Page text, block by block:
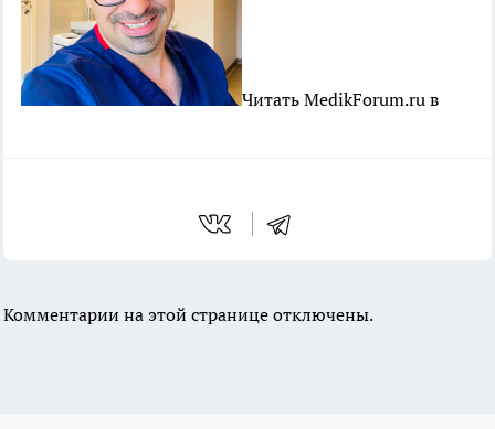
Читать MedikForum.ru в
Комментарии на этой странице отключены.